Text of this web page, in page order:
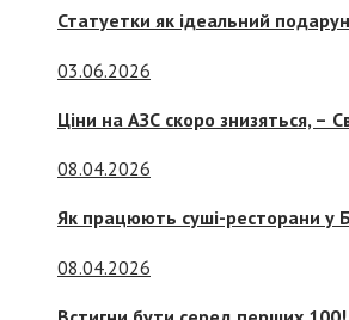
Статуетки як ідеальний
03.06.2026
Ціни на АЗС скоро знизяться, –
08.04.2026
Як працюють суші-ресторани у
08.04.2026